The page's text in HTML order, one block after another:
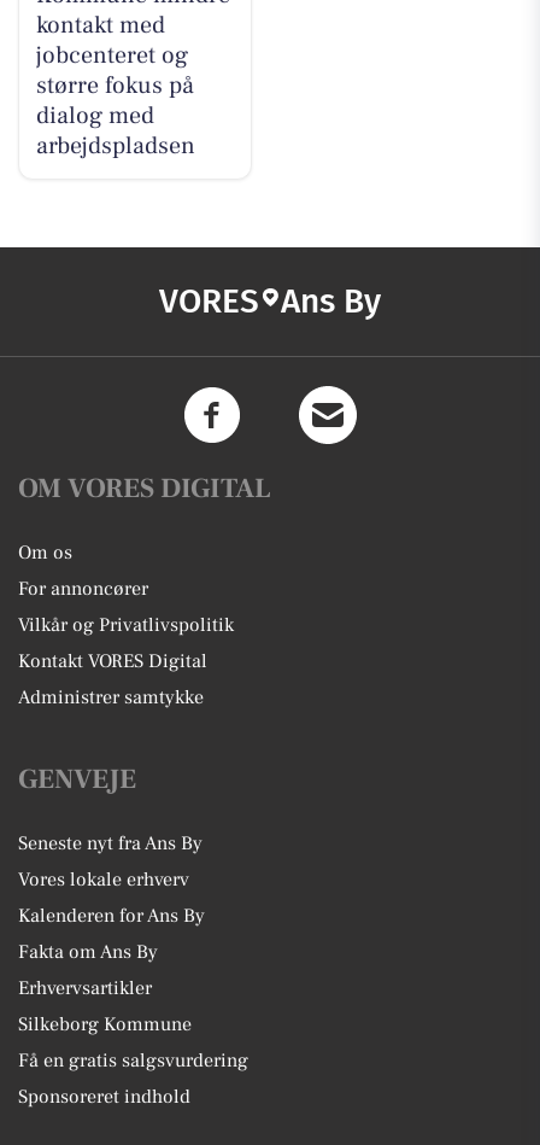
kontakt med
jobcenteret og
større fokus på
dialog med
arbejdspladsen
VORES Ans By
OM VORES DIGITAL
Om os
For annoncører
Vilkår og Privatlivspolitik
Kontakt VORES Digital
Administrer samtykke
GENVEJE
Seneste nyt fra Ans By
Vores lokale erhverv
Kalenderen for Ans By
Fakta om Ans By
Erhvervsartikler
Silkeborg Kommune
Få en gratis salgsvurdering
Sponsoreret indhold